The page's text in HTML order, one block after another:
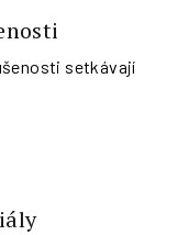
setkávají